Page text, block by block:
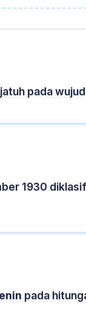
pada
1930
pada